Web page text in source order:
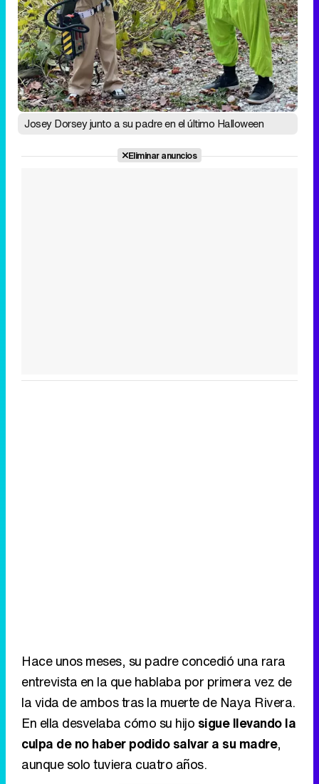
Josey Dorsey junto a su padre en el último Halloween
Eliminar anuncios
Hace unos meses, su padre concedió una rara
entrevista en la que hablaba por primera vez de
la vida de ambos tras la muerte de Naya Rivera.
En ella desvelaba cómo su hijo sigue llevando la
culpa de no haber podido salvar a su madre,
aunque solo tuviera cuatro años.